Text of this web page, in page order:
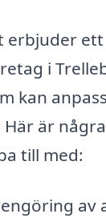
erbjuder ett
i
kan
är
till med:
av